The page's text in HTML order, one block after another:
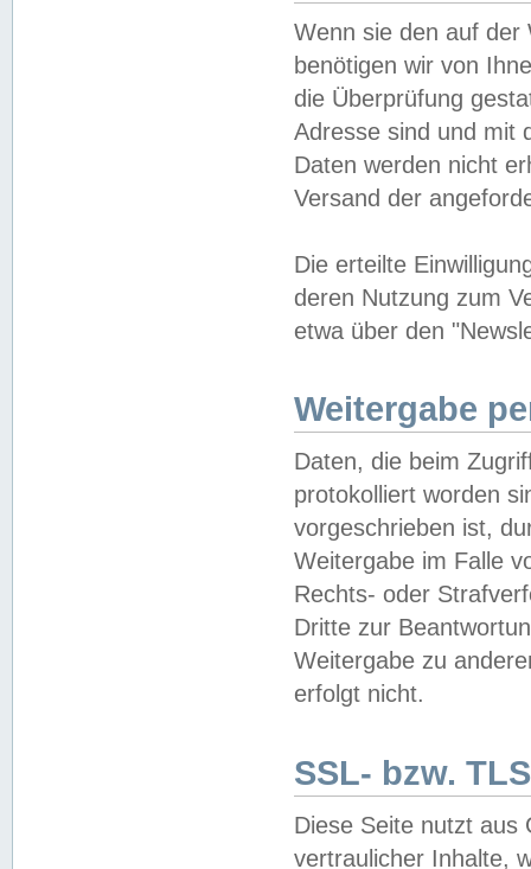
Wenn sie den auf der
benötigen wir von
die Überprüfung
Adresse sind und mit
Daten werden nicht
Versand der
Die erteilte
deren Nutzung zum
etwa über den
Weitergabe
Daten, die beim
protokolliert worden
vorgeschrieben ist,
Weitergabe im Falle
Rechts- oder
Dritte zur
Weitergabe zu
erfolgt nicht.
SSL- bzw.
Diese Seite nutzt aus
vertraulicher Inhalte,